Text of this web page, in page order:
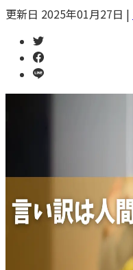
更新日 2025年01月27日 |